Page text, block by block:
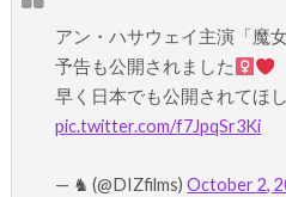
アン・ハサウェイ主演「魔
予告も公開されました‍
早く日本でも公開されてほし
pic.twitter.com/f7JpqSr3Ki
— ♞ (@DIZfilms)October 2,